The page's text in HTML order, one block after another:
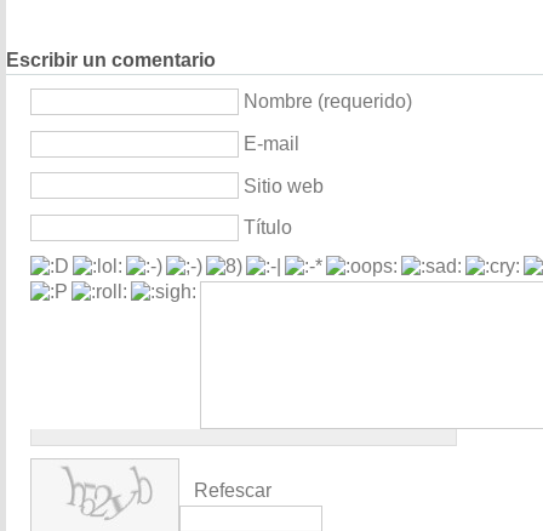
Escribir un comentario
Nombre (requerido)
E-mail
Sitio web
Título
Refescar